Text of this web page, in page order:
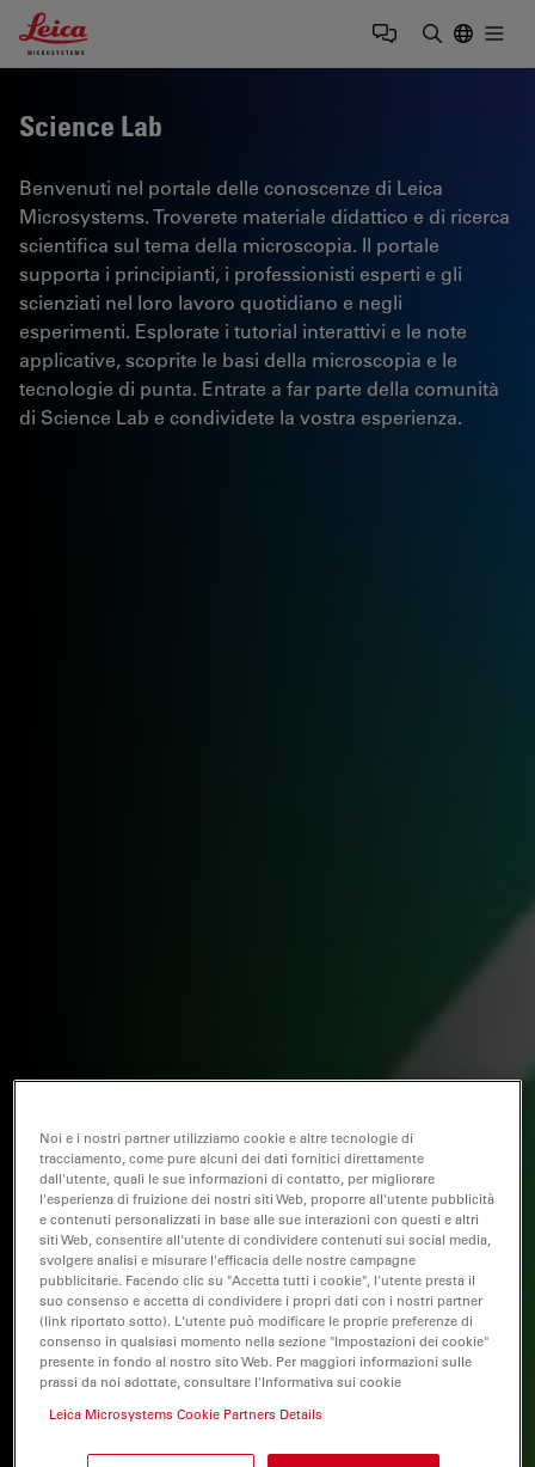
Leica Microsystems Logo
Science Lab
Benvenuti nel portale delle conoscenze di Leica
Microsystems. Troverete materiale didattico e di ricerca
scientifica sul tema della microscopia. Il portale
supporta i principianti, i professionisti esperti e gli
scienziati nel loro lavoro quotidiano e negli
esperimenti. Esplorate i tutorial interattivi e le note
applicative, scoprite le basi della microscopia e le
tecnologie di punta. Entrate a far parte della comunità
di Science Lab e condividete la vostra esperienza.
Noi e i nostri partner utilizziamo cookie e altre tecnologie di
tracciamento, come pure alcuni dei dati fornitici direttamente
dall'utente, quali le sue informazioni di contatto, per migliorare
l'esperienza di fruizione dei nostri siti Web, proporre all'utente pubblicità
e contenuti personalizzati in base alle sue interazioni con questi e altri
siti Web, consentire all'utente di condividere contenuti sui social media,
svolgere analisi e misurare l'efficacia delle nostre campagne
pubblicitarie. Facendo clic su "Accetta tutti i cookie", l'utente presta il
suo consenso e accetta di condividere i propri dati con i nostri partner
(link riportato sotto). L'utente può modificare le proprie preferenze di
consenso in qualsiasi momento nella sezione "Impostazioni dei cookie"
presente in fondo al nostro sito Web. Per maggiori informazioni sulle
prassi da noi adottate, consultare l'Informativa sui cookie
Leica Microsystems Cookie Partners Details